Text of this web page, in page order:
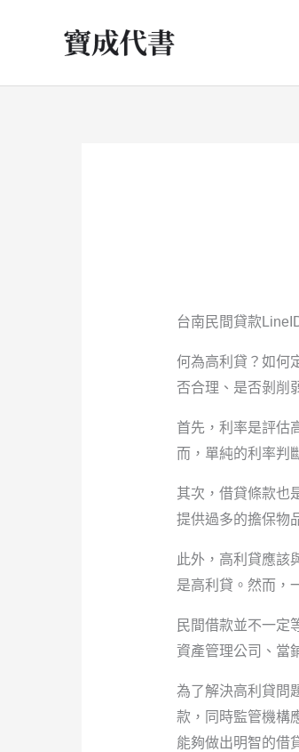
要
台南民間貸款
何為高利貸？如何
否合理、是否剝削
首先，利率是評估
而，單純的利率判
其次，借貸條款也
提供過多的擔保物
此外，高利貸應該
是高利貸。然而，
民間借款並不一定
資產管理公司、當
為了解決高利貸問
款，同時監管機構
能夠做出明智的借